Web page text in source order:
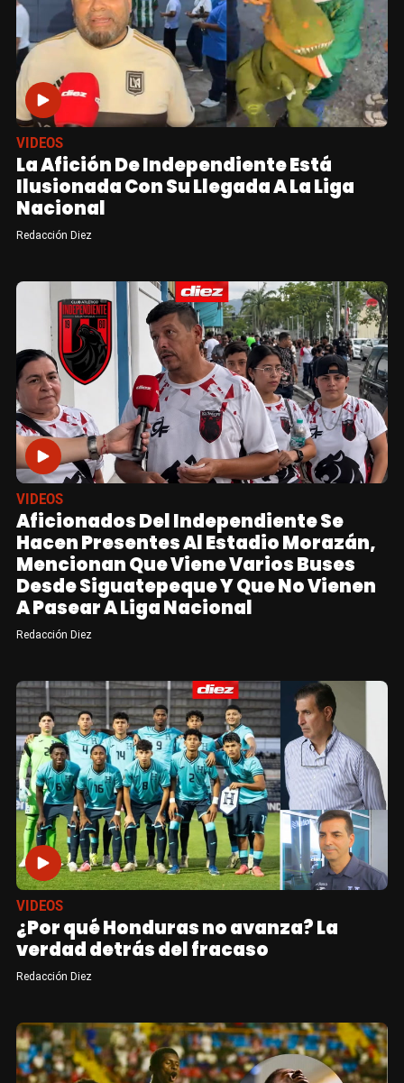
VIDEOS
La Afición De Independiente Está
Ilusionada Con Su Llegada A La Liga
Nacional
Redacción Diez
VIDEOS
Aficionados Del Independiente Se
Hacen Presentes Al Estadio Morazán,
Mencionan Que Viene Varios Buses
Desde Siguatepeque Y Que No Vienen
A Pasear A Liga Nacional
Redacción Diez
VIDEOS
¿Por qué Honduras no avanza? La
verdad detrás del fracaso
Redacción Diez